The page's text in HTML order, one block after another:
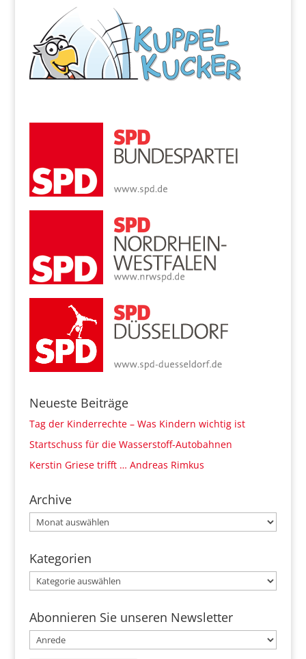
Neueste Beiträge
Tag der Kinderrechte – Was Kindern wichtig ist
Startschuss für die Wasserstoff-Autobahnen
Kerstin Griese trifft … Andreas Rimkus
Archive
Archive
Kategorien
Kategorien
Abonnieren Sie unseren Newsletter